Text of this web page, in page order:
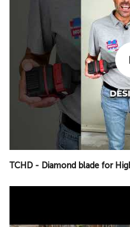
TCHD - Diamond blade for